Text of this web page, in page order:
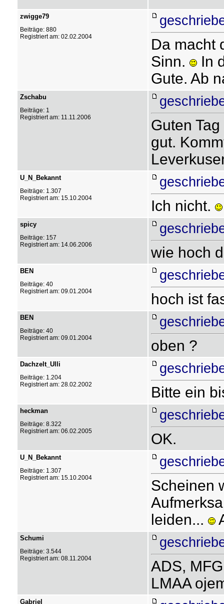
zwigge79
Beiträge: 880
Registriert am: 02.02.2004
Da macht
Sinn.
In
Gute. Ab
Zschabu
Beiträge: 1
Registriert am: 11.11.2006
Guten
gut.
U_N_Bekannt
Beiträge: 1.307
Registriert am: 15.10.2004
Ich nicht.
spicy
Beiträge: 157
Registriert am: 14.06.2006
wie hoch
BEN
Beiträge: 40
Registriert am: 09.01.2004
hoch ist
BEN
Beiträge: 40
Registriert am: 09.01.2004
oben ?
Dachzelt_Ulli
Beiträge: 1.204
Registriert am: 28.02.2002
Bitte ein
heckman
Beiträge: 8.322
Registriert am: 06.02.2005
OK.
U_N_Bekannt
Beiträge: 1.307
Registriert am: 15.10.2004
Scheinen
leiden...
Schumi
Beiträge: 3.544
Registriert am: 08.11.2004
ADS,
LMAA
Gabriel